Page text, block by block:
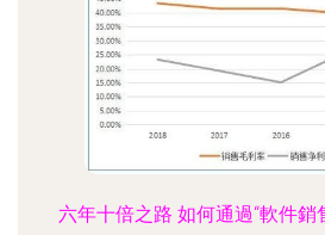
六年十倍之路 如何通過“軟件銷